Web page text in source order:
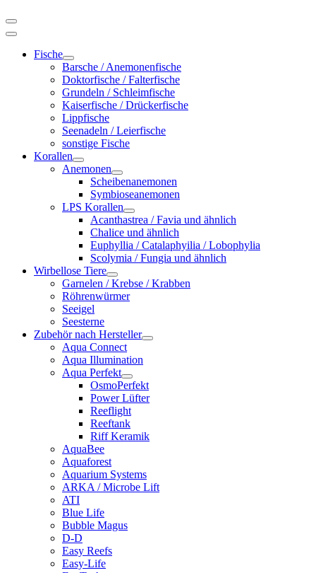
Fische
Barsche / Anemonenfische
Doktorfische / Falterfische
Grundeln / Schleimfische
Kaiserfische / Drückerfische
Lippfische
Seenadeln / Leierfische
sonstige Fische
Korallen
Anemonen
Scheibenanemonen
Symbioseanemonen
LPS Korallen
Acanthastrea / Favia und ähnlich
Chalice und ähnlich
Euphyllia / Catalaphyilia / Lobophylia
Scolymia / Fungia und ähnlich
Wirbellose Tiere
Garnelen / Krebse / Krabben
Röhrenwürmer
Seeigel
Seesterne
Zubehör nach Hersteller
Aqua Connect
Aqua Illumination
Aqua Perfekt
OsmoPerfekt
Power Lüfter
Reeflight
Reeftank
Riff Keramik
AquaBee
Aquaforest
Aquarium Systems
ARKA / Microbe Lift
ATI
Blue Life
Bubble Magus
D-D
Easy Reefs
Easy-Life